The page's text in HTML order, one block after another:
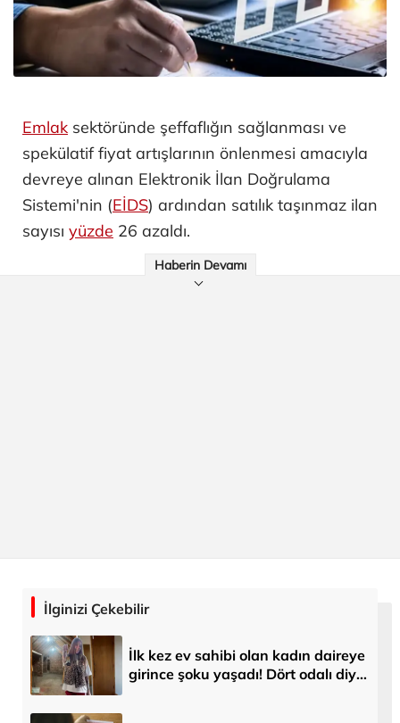
Emlak sektöründe şeffaflığın sağlanması ve
spekülatif fiyat artışlarının önlenmesi amacıyla
devreye alınan Elektronik İlan Doğrulama
Sistemi'nin (EİDS) ardından satılık taşınmaz ilan
sayısı yüzde 26 azaldı.
Haberin Devamı
İlginizi Çekebilir
İlk kez ev sahibi olan kadın daireye
girince şoku yaşadı! Dört odalı diye